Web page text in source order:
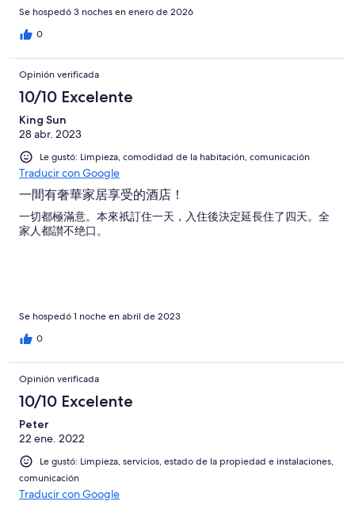
Se hospedó 3 noches en enero de 2026
0
Opinión verificada
10/10 Excelente
King Sun
28 abr. 2023
Le gustó: Limpieza, comodidad de la habitación, comunicación
Traducir con Google
一間有奢華家居享受的酒店！
一切都極滿意。本來祇訂住一天，入住後決定延長住了四天。全
家人都讃不绝口。
Se hospedó 1 noche en abril de 2023
0
Opinión verificada
10/10 Excelente
Peter
22 ene. 2022
Le gustó: Limpieza, servicios, estado de la propiedad e instalaciones,
comunicación
Traducir con Google